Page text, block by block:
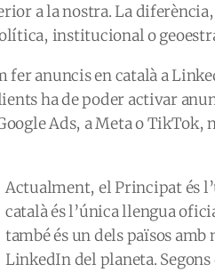
a la nostra. La diferència,
institucional o
fer anuncis en català a
ha de poder activar
Ads, a Meta o TikTok,
Actualment, el Principat és
català és l’única llengua
també és un dels països amb
LinkedIn del planeta.